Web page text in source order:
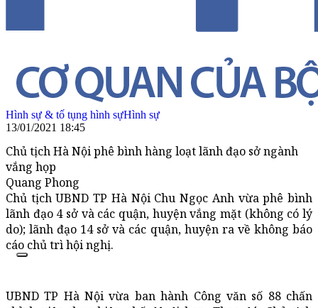
Hình sự & tố tụng hình sựHình sự
13/01/2021 18:45
Chủ tịch Hà Nội phê bình hàng loạt lãnh đạo sở ngành
vắng họp
Quang Phong
Chủ tịch UBND TP Hà Nội Chu Ngọc Anh vừa phê bình
lãnh đạo 4 sở và các quận, huyện vắng mặt (không có lý
do); lãnh đạo 14 sở và các quận, huyện ra về không báo
cáo chủ trì hội nghị.
UBND TP Hà Nội vừa ban hành Công văn số 88 chấn